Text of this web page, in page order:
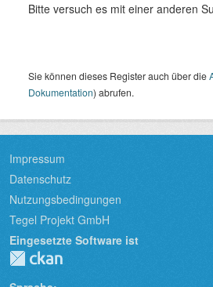
Bitte versuch es mit einer anderen
Sie können dieses Register auch über die
Dokumentation) abrufen.
Impressum
Datenschutz
Nutzungsbedingungen
Tegel Projekt GmbH
Eingesetzte Software ist